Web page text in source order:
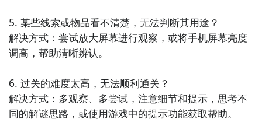
解谜，找到隐藏的宝藏，解开魔法的秘密。游戏中的谜
题设计巧妙，场景绚丽多样，让你陶醉在神奇的魔法世
界中。
10. 《神秘博物馆的秘密》：进入神秘的博物馆，解开
博物馆中的各种谜题，找到隐藏的宝藏和珍贵文物。游
戏中融合了益智解谜和冒险探索的元素，让你体验到博
5. 某些线索或物品看不清楚，无法判断其用途？
解决方式：尝试放大屏幕进行观察，或将手机屏幕亮度
调高，帮助清晰辨认。
6. 过关的难度太高，无法顺利通关？
解决方式：多观察、多尝试，注意细节和提示，思考不
同的解谜思路，或使用游戏中的提示功能获取帮助。